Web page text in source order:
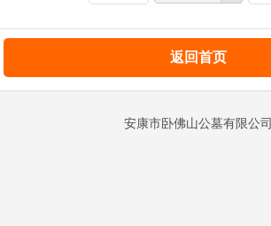
返回首页
安康市卧佛山公墓有限公司